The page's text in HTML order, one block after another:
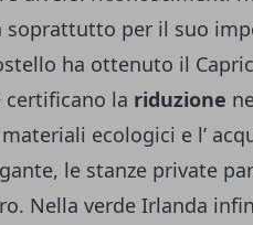
soprattutto per il suo
ha ottenuto il
certificano la riduzione
ecologici e l’
le stanze private
Nella verde Irlanda